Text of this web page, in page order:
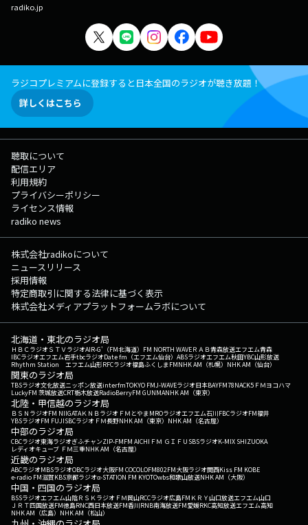
radiko.jp
ラジコプレミアムに登録すると日本全国のラジオが聴き放題！
詳しくはこちら
聴取について
配信エリア
利用規約
プライバシーポリシー
ライセンス情報
radiko news
株式会社radikoについて
ニュースリリース
採用情報
特定商取引に関する法律に基づく表示
株式会社メディアプラットフォームラボについて
北海道・東北のラジオ局
ＨＢＣラジオＳＴＶラジオAIR-G'（FM北海道） FM NORTH WAVEＲＡＢ青森放送エフエム青森
IBCラジオエフエム岩手tbcラジオDate fm（エフエム仙台） ABSラジオエフエム秋田YBC山形放送
Rhythm Station エフエム山形RFCラジオ福島ふくしまFMNHK AM（札幌） NHK AM（仙台）
関東のラジオ局
TBSラジオ文化放送ニッポン放送interfmTOKYO FMJ-WAVEラジオ日本BAYFM78NACK5 ＦＭヨコハマ
LuckyFM 茨城放送CRT栃木放送RadioBerryFM GUNMANHK AM（東京）
北陸・甲信越のラジオ局
ＢＳＮラジオFM NIIGATAＫＮＢラジオ ＦＭとやまMROラジオエフエム石川FBCラジオFM福井
YBSラジオFM FUJISBCラジオ ＦＭ長野NHK AM（東京） NHK AM（名古屋）
中部のラジオ局
CBCラジオ東海ラジオぎふチャンZIP-FMFM AICHI ＦＭ ＧＩＦＵ SBSラジオK-MIX SHIZUOKA
レディオキューブ ＦＭ三重NHK AM（名古屋）
近畿のラジオ局
ABCラジオMBSラジオOBCラジオ大阪FM COCOLOFM802FM大阪ラジオ関西Kiss FM KOBE
e-radio FM滋賀KBS京都ラジオα-STATION FM KYOTOwbs和歌山放送NHK AM（大阪）
中国・四国のラジオ局
BSSラジオエフエム山陰ＲＳＫラジオ ＦＭ岡山RCCラジオ広島FM ＫＲＹ山口放送エフエム山口
ＪＲＴ四国放送FM徳島RNC西日本放送FM香川RNB南海放送FM愛媛RKC高知放送エフエム高知
NHK AM（広島） NHK AM（松山）